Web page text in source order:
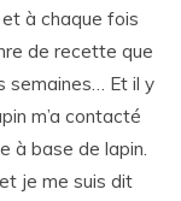
à chaque fois
de recette que
semaines… Et il y
m’a contacté
à base de lapin.
je me suis dit